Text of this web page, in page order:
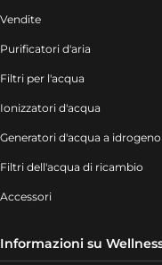
Vendite
Purificatori d'aria
Filtri per l'acqua
Ionizzatori d'acqua
Generatori d'acqua a idrogeno
Filtri dell'acqua di ricambio
Accessori
Informazioni su